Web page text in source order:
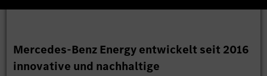
Mercedes-Benz Energy entwickelt seit 2016
innovative und nachhaltige